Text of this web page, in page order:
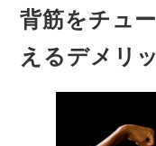
背筋をチュ
えるデメリ